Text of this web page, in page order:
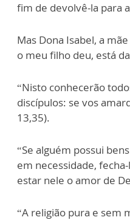
fim de devolvê-la para
Mas Dona Isabel, a
o meu filho deu, está
“Nisto conhecerão
discípulos: se vos
13,35).
“Se alguém possui
em necessidade,
estar nele o amor de
“A religião pura e sem